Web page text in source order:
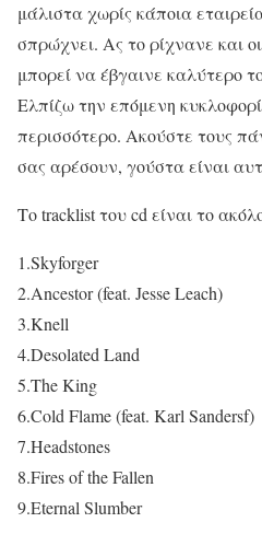
μάλιστα χωρίς κάποια
σπρώχνει. Ας το ρίχνανε και
μπορεί να έβγαινε καλύτερο
Ελπίζω την επόμενη
περισσότερο. Ακούστε τους
σας αρέσουν, γούστα είναι
Το tracklist του cd είναι το
1.Skyforger
2.Ancestor (feat. Jesse Leach)
3.Knell
4.Desolated Land
5.The King
6.Cold Flame (feat. Karl Sandersf)
7.Headstones
8.Fires of the Fallen
9.Eternal Slumber